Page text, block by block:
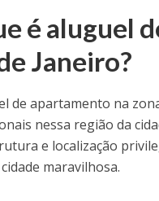
é aluguel
Janeiro?
de apartamento na
nessa região da
e localização
maravilhosa.